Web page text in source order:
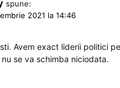
spune:
2021 la 14:46
Avem exact liderii politici
se va schimba niciodata.